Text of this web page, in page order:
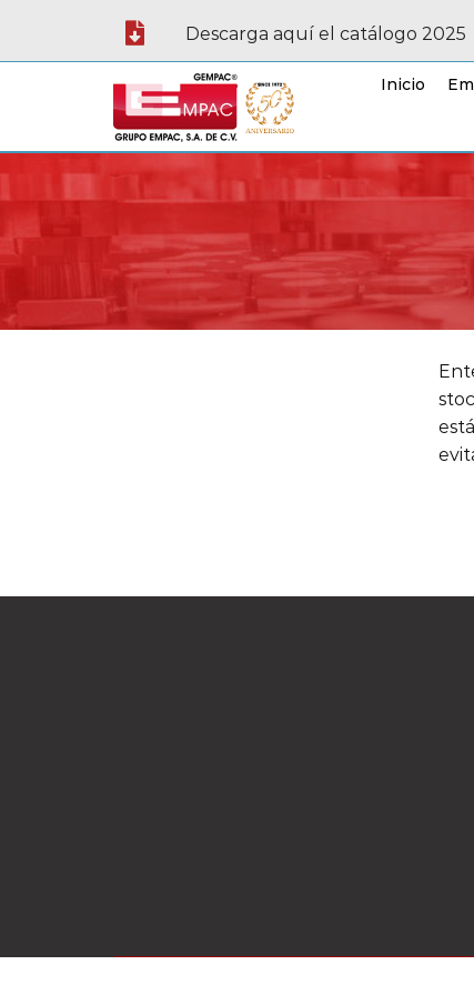
Descarga aquí el catálogo 2025
Inicio